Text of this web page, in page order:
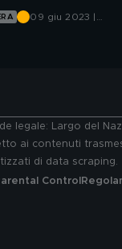
09 giu 2023 |
legale: Largo del
ai contenuti
di data scraping.
Control